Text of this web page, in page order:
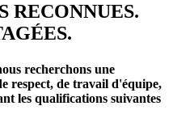
RECONNUES.
recherchons une
respect, de travail d'équipe,
les qualifications suivantes